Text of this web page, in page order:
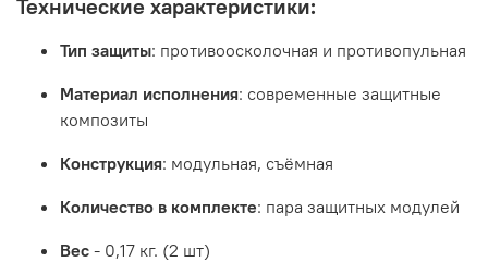
Технические характеристики:
Тип защиты: противоосколочная и противопульная
Материал исполнения: современные защитные
композиты
Конструкция: модульная, съёмная
Количество в комплекте: пара защитных модулей
Вес - 0,17 кг. (2 шт)